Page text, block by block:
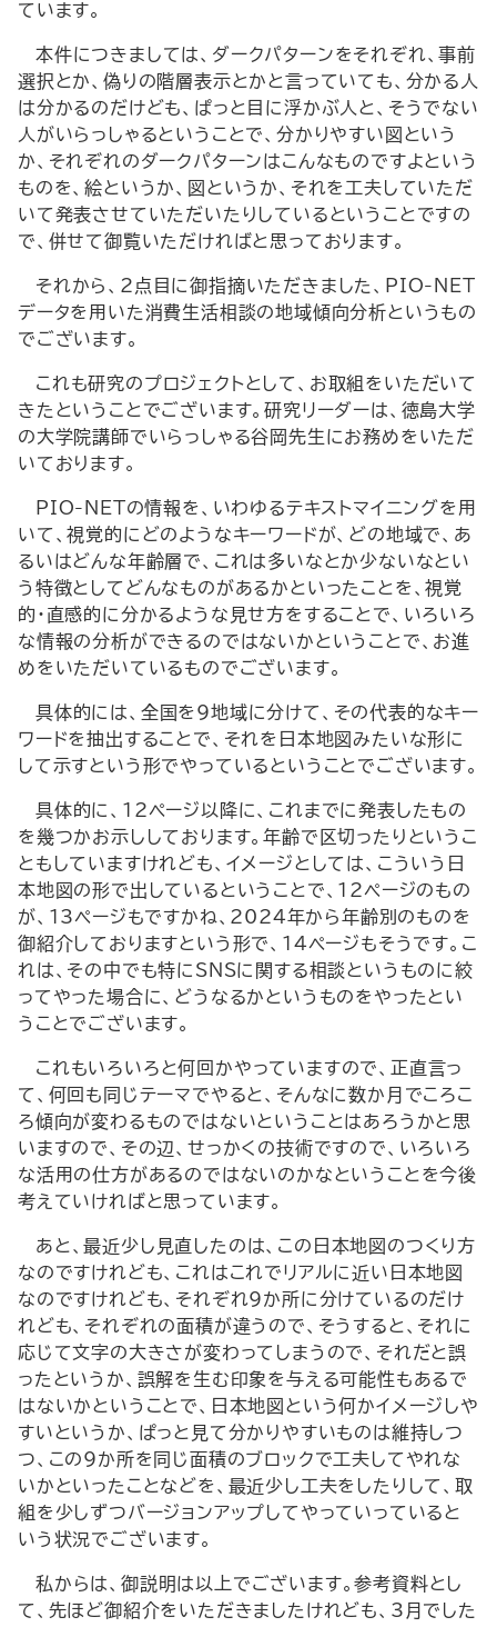
ています。
本件につきましては、ダークパターンをそれぞれ、事前
選択とか、偽りの階層表示とかと言っていても、分かる人
は分かるのだけども、ぱっと目に浮かぶ人と、そうでない
人がいらっしゃるということで、分かりやすい図という
か、それぞれのダークパターンはこんなものですよという
ものを、絵というか、図というか、それを工夫していただ
いて発表させていただいたりしているということですの
で、併せて御覧いただければと思っております。
それから、2点目に御指摘いただきました、PIO-NET
データを用いた消費生活相談の地域傾向分析というもの
でございます。
これも研究のプロジェクトとして、お取組をいただいて
きたということでございます。研究リーダーは、徳島大学
の大学院講師でいらっしゃる谷岡先生にお務めをいただ
いております。
PIO-NETの情報を、いわゆるテキストマイニングを用
いて、視覚的にどのようなキーワードが、どの地域で、あ
るいはどんな年齢層で、これは多いなとか少ないなとい
う特徴としてどんなものがあるかといったことを、視覚
的・直感的に分かるような見せ方をすることで、いろいろ
な情報の分析ができるのではないかということで、お進
めをいただいているものでございます。
具体的には、全国を9地域に分けて、その代表的なキー
ワードを抽出することで、それを日本地図みたいな形に
して示すという形でやっているということでございます。
具体的に、12ページ以降に、これまでに発表したもの
を幾つかお示ししております。年齢で区切ったりというこ
ともしていますけれども、イメージとしては、こういう日
本地図の形で出しているということで、12ページのもの
が、13ページもですかね、2024年から年齢別のものを
御紹介しておりますという形で、14ページもそうです。こ
れは、その中でも特にSNSに関する相談というものに絞
ってやった場合に、どうなるかというものをやったとい
うことでございます。
これもいろいろと何回かやっていますので、正直言っ
て、何回も同じテーマでやると、そんなに数か月でころこ
ろ傾向が変わるものではないということはあろうかと思
いますので、その辺、せっかくの技術ですので、いろいろ
な活用の仕方があるのではないのかなということを今後
考えていければと思っています。
あと、最近少し見直したのは、この日本地図のつくり方
なのですけれども、これはこれでリアルに近い日本地図
なのですけれども、それぞれ9か所に分けているのだけ
れども、それぞれの面積が違うので、そうすると、それに
応じて文字の大きさが変わってしまうので、それだと誤
ったというか、誤解を生む印象を与える可能性もあるで
はないかということで、日本地図という何かイメージしや
すいというか、ぱっと見て分かりやすいものは維持しつ
つ、この9か所を同じ面積のブロックで工夫してやれな
いかといったことなどを、最近少し工夫をしたりして、取
組を少しずつバージョンアップしてやっていっていると
いう状況でございます。
私からは、御説明は以上でございます。参考資料とし
て、先ほど御紹介をいただきましたけれども、3月でした